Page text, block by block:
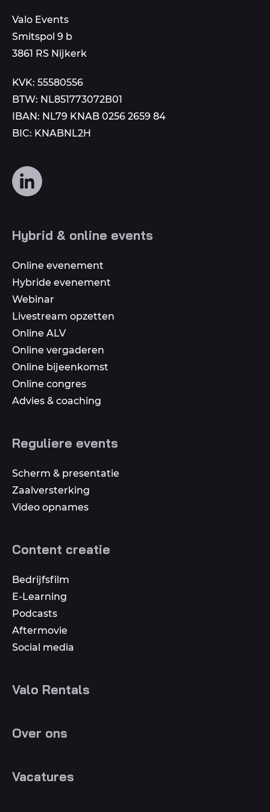
mail
aan
Valo Events
Smitspol 9 b
3861 RS Nijkerk
KVK: 55580556
BTW: NL851773072B01
IBAN: NL79 KNAB 0256 2659 84
BIC: KNABNL2H
Volg
ons
media
Hybrid & online events
Online evenement
Hybride evenement
Webinar
Livestream opzetten
Online ALV
Online vergaderen
Online bijeenkomst
Online congres
Advies & coaching
Reguliere events
Scherm & presentatie
Zaalversterking
Video opnames
Content creatie
Bedrijfsfilm
E-Learning
Podcasts
Aftermovie
Social media
Valo Rentals
Over ons
Vacatures